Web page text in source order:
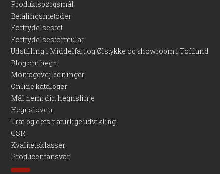
Produktspørgsmål
Betalingsmetoder
Fortrydelsesret
Fortrydelsesformular
Udstilling i Middelfart og Ølstykke og showroom i Toftlund
Blog om hegn
Montagevejledninger
Online kataloger
Mål nemt din hegnslinje
Hegnsloven
Træ og dets naturlige udvikling
CSR
Kvalitetsklasser
Producentansvar